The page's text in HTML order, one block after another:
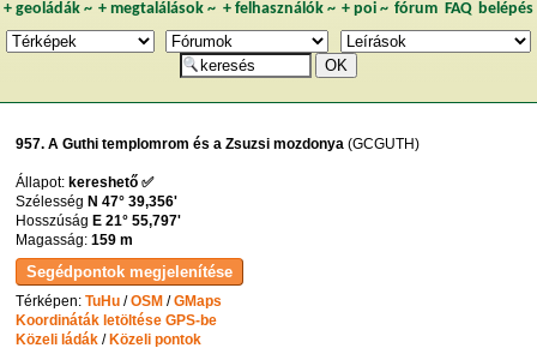
+ geoládák~ +megtalálások ~ + felhasználók~ + poi~ fórum FAQ belépés
957. A Guthi templomrom és a Zsuzsi mozdonya (GCGUTH)
Állapot: kereshető ✅
Szélesség N 47° 39,356'
Hosszúság E 21° 55,797'
Magasság:159 m
Térképen:TuHu /OSM /GMaps
Koordináták letöltése GPS-be
Közeli ládák / Közeli pontok